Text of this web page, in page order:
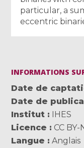
particular, a
eccentric
INFORMATIONS
Date de
Date de
Institut
IHES
Licence
CC BY-
Langue
Anglais